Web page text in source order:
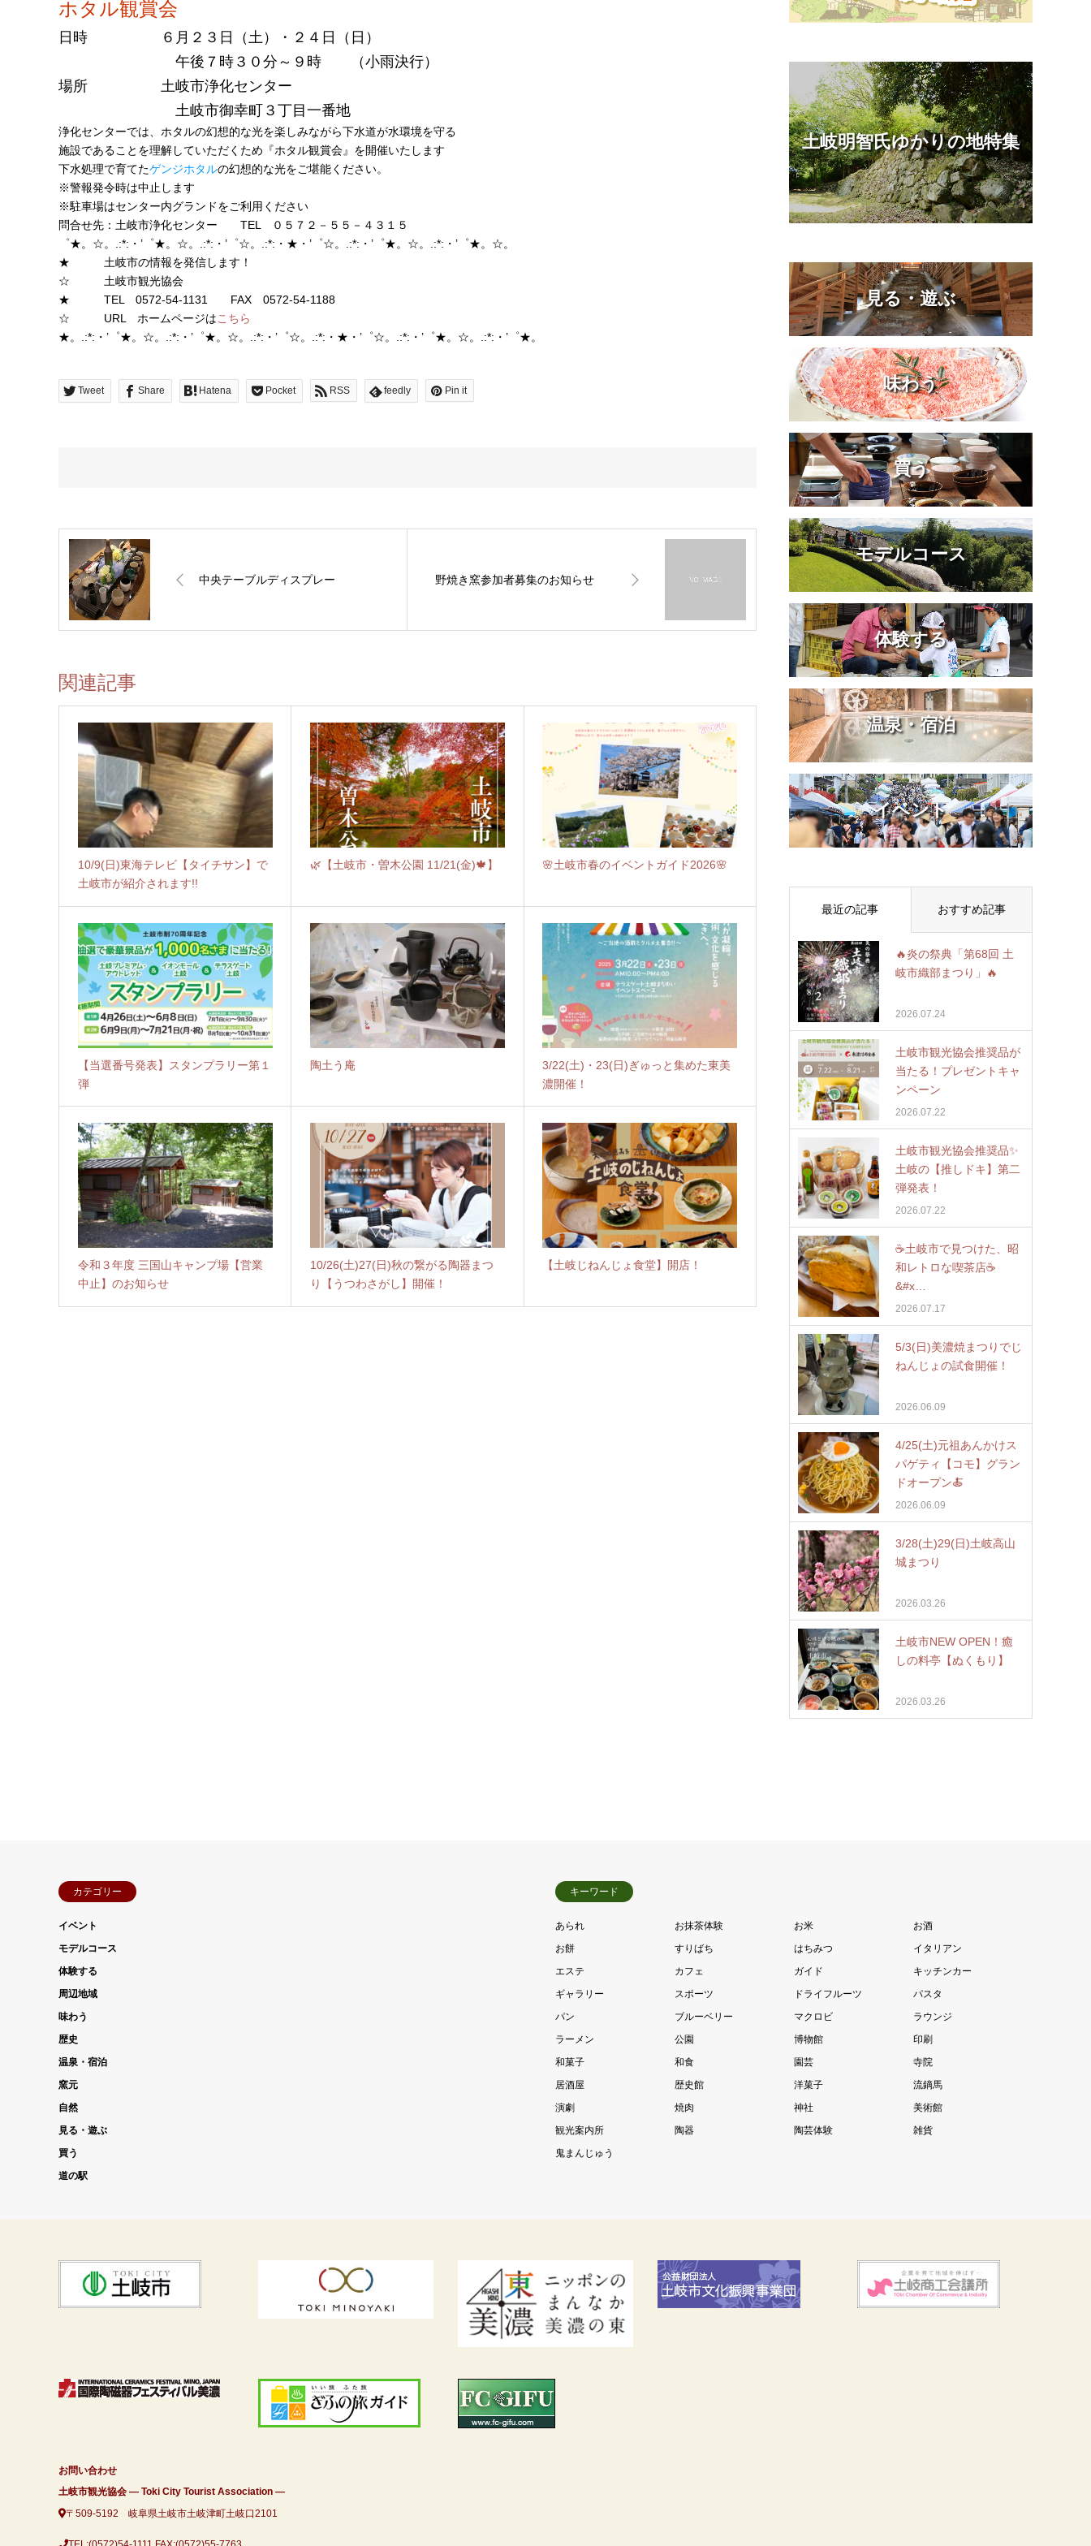
ホタル観賞会
日時 ６月２３日（土）・２４日（日）
午後７時３０分～９時 （小雨決行）
場所 土岐市浄化センター
土岐市御幸町３丁目一番地
浄化センターでは、ホタルの幻想的な光を楽しみながら下水道が水環境を守る
施設であることを理解していただくため『ホタル観賞会』を開催いたします
下水処理で育てたゲンジホタルの幻想的な光をご堪能ください。
※警報発令時は中止します
※駐車場はセンター内グランドをご利用ください
問合せ先：土岐市浄化センター TEL ０５７２－５５－４３１５
゜★。☆。.:*:・’゜★。☆。.:*:・’゜☆。.:*:・★・’゜☆。.:*:・’゜★。☆。.:*:・’゜★。☆。
★ 土岐市の情報を発信します！
☆ 土岐市観光協会
★ TEL 0572-54-1131 FAX 0572-54-1188
☆ URL ホームページはこちら
★。.:*:・’゜★。☆。.:*:・’゜★。☆。.:*:・’゜☆。.:*:・★・’゜☆。.:*:・’゜★。☆。.:*:・’゜★。
Tweet Share Hatena Pocket RSS feedly Pin it
中央テーブルディスプレー 野焼き窯参加者募集のお知らせ
関連記事
10/9(日)東海テレビ【タイチサン】で
土岐市が紹介されます!!
🌿【土岐市・曽木公園 11/21(金)🍁】 🌸土岐市春のイベントガイド2026🌸
【当選番号発表】スタンプラリー第１
弾
陶土う庵
3/22(土)・23(日)ぎゅっと集めた東美
濃開催！
令和３年度 三国山キャンプ場【営業
中止】のお知らせ
10/26(土)27(日)秋の繋がる陶器まつ
り【うつわさがし】開催！
【土岐じねんじょ食堂】開店！
土岐明智氏ゆかりの地特集
見る・遊ぶ
味わう
買う
モデルコース
体験する
温泉・宿泊
イベント
最近の記事 おすすめ記事
🔥炎の祭典「第68回 土
岐市織部まつり」🔥
2026.07.24
土岐市観光協会推奨品が
当たる！プレゼントキャ
ンペーン
2026.07.22
土岐市観光協会推奨品✨
土岐の【推しドキ】第二
弾発表！
2026.07.22
☕️土岐市で見つけた、昭
和レトロな喫茶店☕
&#x…
2026.07.17
5/3(日)美濃焼まつりでじ
ねんじょの試食開催！
2026.06.09
4/25(土)元祖あんかけス
パゲティ【コモ】グラン
ドオープン🍝
2026.06.09
3/28(土)29(日)土岐高山
城まつり
2026.03.26
土岐市NEW OPEN！癒
しの料亭【ぬくもり】
2026.03.26
カテゴリー
イベント
モデルコース
体験する
周辺地域
味わう
歴史
温泉・宿泊
窯元
自然
見る・遊ぶ
買う
道の駅
キーワード
あられ お抹茶体験 お米
お酒
お餅
すりばち はちみつ
イタリアン
エステ
カフェ ガイド
キッチンカー
ギャラリー
スポーツ ドライフルーツ
パスタ
パン
ブルーベリー マクロビ
ラウンジ
ラーメン
公園 博物館
印刷
和菓子
和食 園芸
寺院
居酒屋
歴史館 洋菓子
流鏑馬
演劇
焼肉 神社
美術館
観光案内所
陶器 陶芸体験
雑貨
鬼まんじゅう
お問い合わせ
土岐市観光協会 ― Toki City Tourist Association ―
〒509-5192 岐阜県土岐市土岐津町土岐口2101